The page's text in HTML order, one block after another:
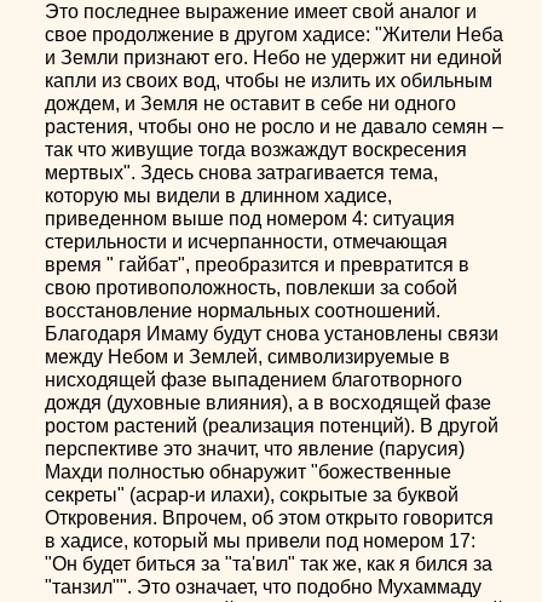
Это последнее выражение имеет свой аналог и
свое продолжение в другом хадисе: "Жители Неба
и Земли признают его. Небо не удержит ни единой
капли из своих вод, чтобы не излить их обильным
дождем, и Земля не оставит в себе ни одного
растения, чтобы оно не росло и не давало семян –
так что живущие тогда возжаждут воскресения
мертвых". Здесь снова затрагивается тема,
которую мы видели в длинном хадисе,
приведенном выше под номером 4: ситуация
стерильности и исчерпанности, отмечающая
время " гайбат", преобразится и превратится в
свою противоположность, повлекши за собой
восстановление нормальных соотношений.
Благодаря Имаму будут снова установлены связи
между Небом и Землей, символизируемые в
нисходящей фазе выпадением благотворного
дождя (духовные влияния), а в восходящей фазе
ростом растений (реализация потенций). В другой
перспективе это значит, что явление (парусия)
Махди полностью обнаружит "божественные
секреты" (асрар-и илахи), сокрытые за буквой
Откровения. Впрочем, об этом открыто говорится
в хадисе, который мы привели под номером 17:
"Он будет биться за "та'вил" так же, как я бился за
"танзил"". Это означает, что подобно Мухаммаду